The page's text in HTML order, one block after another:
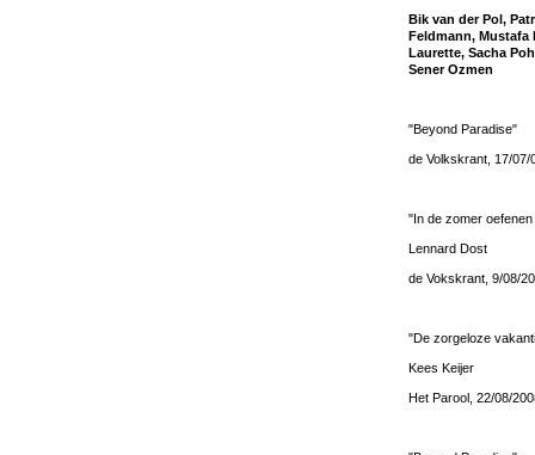
Bik van der Pol,
Feldmann,
Laurette, Sacha
Sener Ozmen
"Beyond Paradise"
de Volkskrant, 17/07/
"In de zomer
Lennard Dost
de Vokskrant, 9/08/
"De zorgeloze
Kees Keijer
Het Parool, 22/08/